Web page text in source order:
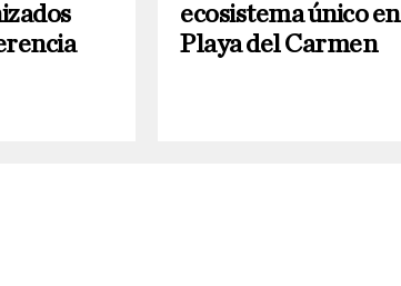
ecosistema único en
Playa del Carmen